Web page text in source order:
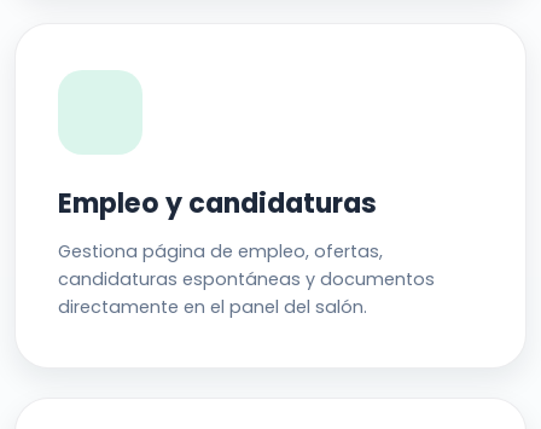
Empleo y candidaturas
Gestiona página de empleo, ofertas,
candidaturas espontáneas y documentos
directamente en el panel del salón.